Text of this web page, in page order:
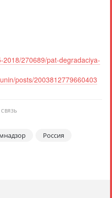
2018/270689/pat-degradaciya-
posts/2003812779660403
СВЯЗЬ
Россия